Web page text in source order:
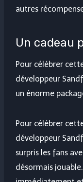
autres
Un cadeau
Pour célébrer
développeur
un énorme
Pour célébrer
développeur
surpris les fans
désormais